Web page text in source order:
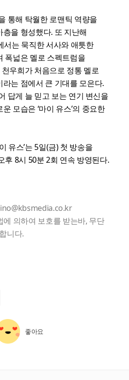
통해 탁월한 로맨틱 역량을
을 형성했다. 또 지난해
서는 묵직한 서사와 애틋한
폭넓은 멜로 스펙트럼을
천우희가 처음으로 정통 멜로
는 점에서 큰 기대를 모은다.
답게 늘 믿고 보는 연기 변신을
모습은 ‘마이 유스’의 중요한
유스’는 5일(금) 첫 방송을
후 8시 50분 2회 연속 방영된다.
의하여 보호를 받는바, 무단
니다.
좋아요